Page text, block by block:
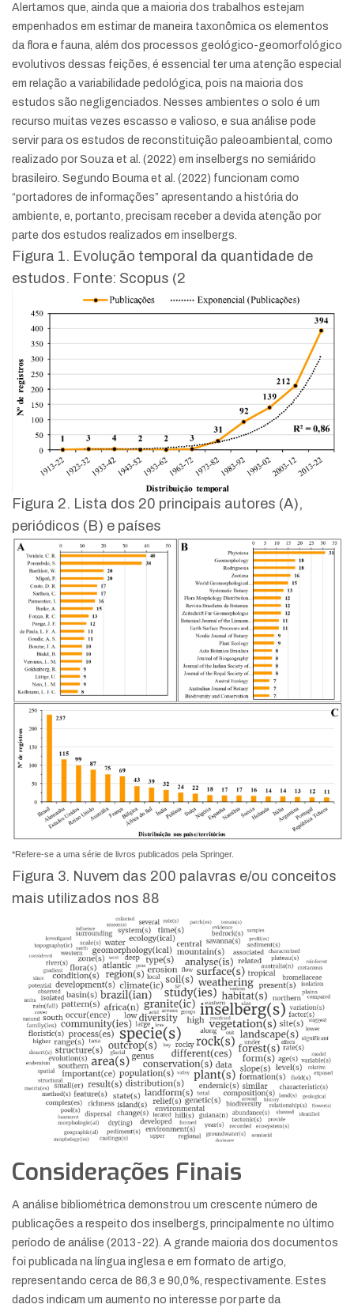
Alertamos que, ainda que a maioria dos trabalhos estejam
empenhados em estimar de maneira taxonômica os elementos
da flora e fauna, além dos processos geológico-geomorfológico
evolutivos dessas feições, é essencial ter uma atenção especial
em relação a variabilidade pedológica, pois na maioria dos
estudos são negligenciados. Nesses ambientes o solo é um
recurso muitas vezes escasso e valioso, e sua análise pode
servir para os estudos de reconstituição paleoambiental, como
realizado por Souza et al. (2022) em inselbergs no semiárido
brasileiro. Segundo Bouma et al. (2022) funcionam como
“portadores de informações” apresentando a história do
ambiente, e, portanto, precisam receber a devida atenção por
parte dos estudos realizados em inselbergs.
Figura 1. Evolução temporal da quantidade de
estudos. Fonte: Scopus (2
Figura 2. Lista dos 20 principais autores (A),
periódicos (B) e países
*Refere-se a uma série de livros publicados pela Springer.
Figura 3. Nuvem das 200 palavras e/ou conceitos
mais utilizados nos 88
Considerações Finais
A análise bibliométrica demonstrou um crescente número de
publicações a respeito dos inselbergs, principalmente no último
período de análise (2013-22). A grande maioria dos documentos
foi publicada na língua inglesa e em formato de artigo,
representando cerca de 86,3 e 90,0%, respectivamente. Estes
dados indicam um aumento no interesse por parte da